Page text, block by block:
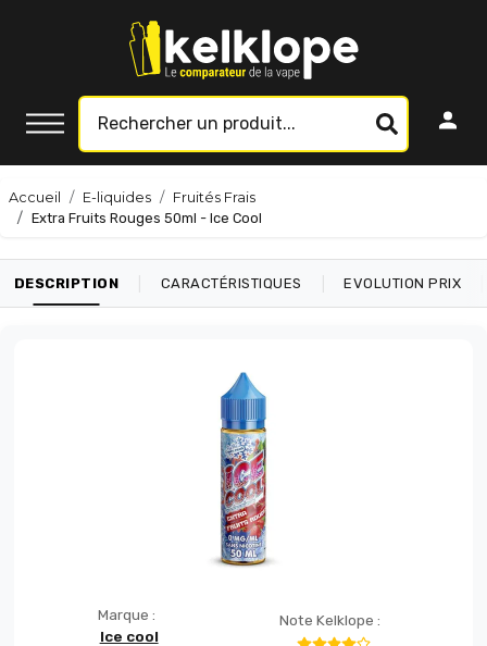
Accueil E-liquides
Fruités Frais
Extra Fruits Rouges 50ml - Ice Cool
DESCRIPTION CARACTÉRISTIQUES EVOLUTION PRIX
Marque :
Ice cool
Note Kelklope :